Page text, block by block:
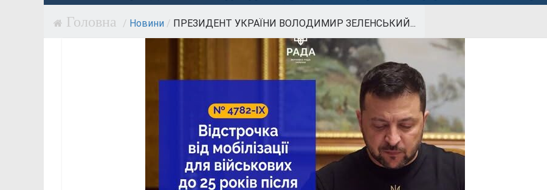
/ Новини / ПРЕЗИДЕНТ УКРАЇНИ ВОЛОДИМИР ЗЕЛЕНСЬКИЙ...